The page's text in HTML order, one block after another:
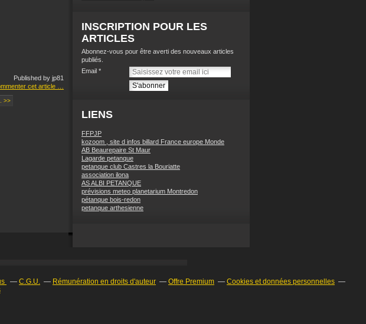
Published by jp81
cet article
>>
INSCRIPTION POUR LES
ARTICLES
Abonnez-vous pour être averti des nouveaux articles
publiés.
Email
LIENS
FFPJP
kozoom , site d infos billard France europe Monde
AB Beaurepaire St Maur
Lagarde petanque
petanque club Castres la Bouriatte
association ilona
AS ALBI PETANQUE
prévisions meteo planetarium Montredon
pétanque bois-redon
petanque arthesienne
C.G.U. Rémunération en droits d'auteur Offre Premium
Cookies et données personnelles